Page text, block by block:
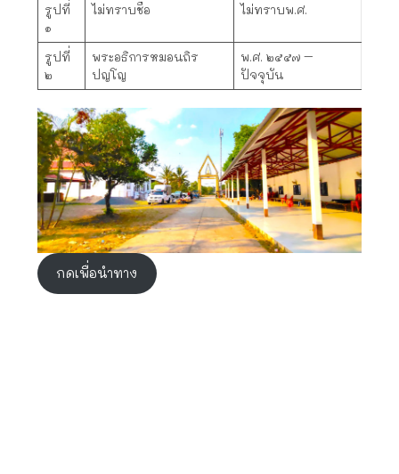
รูปที่
๑
ไม่ทราบชื่อ ไม่ทราบพ.ศ.
รูปที่
๒
พระอธิการหมอนถิร
ปญโญ
พ.ศ. ๒๕๕๗ –
ปัจจุบัน
กดเพื่อนำทาง